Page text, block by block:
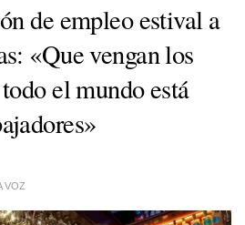
de empleo estival a
«Que vengan los
el mundo está
VOZ